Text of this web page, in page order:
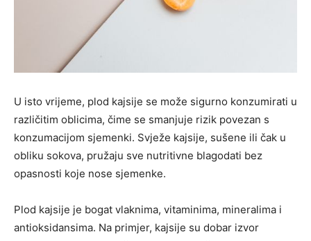
U isto vrijeme, plod kajsije se može sigurno konzumirati u
različitim oblicima, čime se smanjuje rizik povezan s
konzumacijom sjemenki. Svježe kajsije, sušene ili čak u
obliku sokova, pružaju sve nutritivne blagodati bez
opasnosti koje nose sjemenke.
Plod kajsije je bogat vlaknima, vitaminima, mineralima i
antioksidansima. Na primjer, kajsije su dobar izvor